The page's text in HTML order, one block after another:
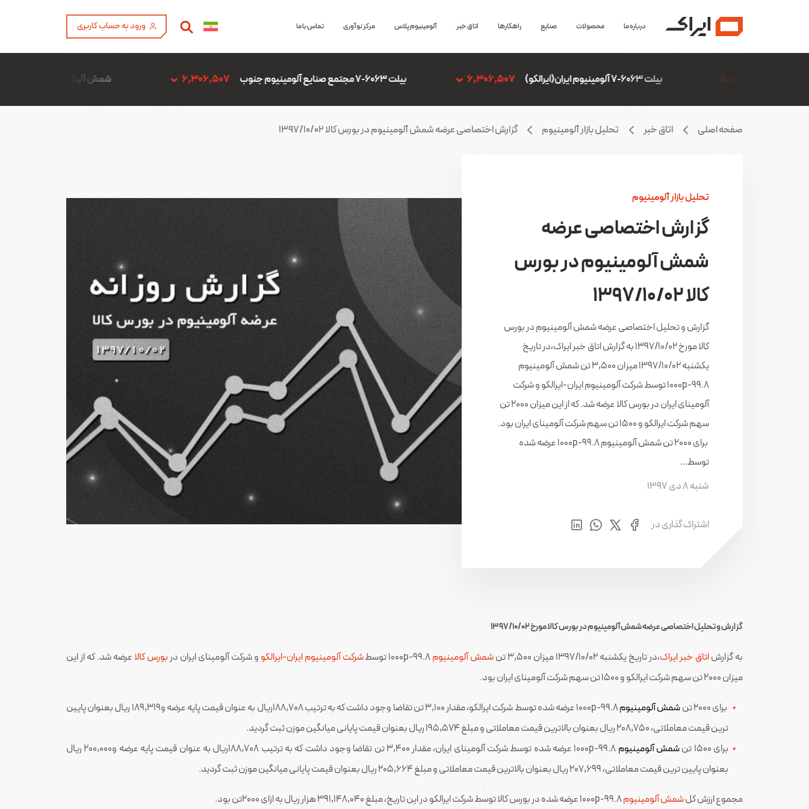
درباره ما محصولات صنایع راهکارها اتاق خبر آلومینیوم پلاس مرکز نوآوری تماس با ما ورود به حساب کاربری
بیلت 6063-7 مجتمع صنایع آلومینیوم جنوب 6,306,507 شمش آلیاژ ADC12 فن آوری آمیتیس آلومینیوم گلپایگان 6,306,507
صفحه اصلی اتاق خبر تحلیل بازار آلومینیوم گزارش اختصاصی عرضه شمش آلومینیوم در بورس کالا 1397/10/02
تحلیل بازار آلومینیوم
گزارش اختصاصی عرضه
شمش آلومینیوم در بورس
کالا 1397/10/02
گزارش و تحلیل اختصاصی عرضه شمش آلومینیوم در بورس
کالا مورخ 1397/10/02 به گزارش اتاق خبر ایراک،در تاریخ
یکشنبه 1397/10/02 میزان 3,500 تن شمش آلومینیوم
1000p-99.8 توسط شرکت آلومینیوم ایران-ایرالکو و شرکت
آلومینای ایران در بورس کالا عرضه شد. که از این میزان 2000 تن
سهم شرکت ایرالکو و 1500 تن سهم شرکت آلومینای ایران بود.
برای 2000 تن شمش آلومینیوم 1000p-99.8 عرضه شده
توسط…
شنبه 8 دی 1397
اشتراک گذاری در
گزارش و تحلیل اختصاصی عرضه شمش آلومینیوم در بورس کالا مورخ 1397/10/02
به گزارشاتاق خبر ایراک،در تاریخ یکشنبه 1397/10/02 میزان 3,500 تن شمش آلومینیوم شرکت آلومینیوم ایران-ایرالکو و شرکت آلومینای ایران دربورس کالاعرضه شد. که از این
میزان 2000 تن سهم شرکت ایرالکو و 1500 تن سهم شرکت آلومینای ایران بود.
برای 2000 تن شمش آلومینیوم
1000p-99.8 عرضه شده توسط شرکت ایرالکو، مقدار 3,100 تن تقاضا وجود داشت که به ترتیب 188,708ریال به عنوان قیمت پایه عرضه و189,319 ریال بعنوان پایین
ترین قیمت معاملاتی، 208,750 ریال بعنوان بالاترین قیمت معاملاتی و مبلغ 195,574 ریال بعنوان قیمت پایانی میانگین موزن ثبت گردید.
برای 1500 تن
شمش آلومینیوم
1000p-99.8 عرضه شده توسط شرکت آلومینای ایران، مقدار 3,400 تن تقاضا وجود داشت که به ترتیب 188,708ریال به عنوان قیمت پایه عرضه و200,000 ریال
بعنوان پایین ترین قیمت معاملاتی، 207,699 ریال بعنوان بالاترین قیمت معاملاتی و مبلغ 205,664 ریال بعنوان قیمت پایانی میانگین موزن ثبت گردید.
مجموع ارزش کلشمش آلومینیوم